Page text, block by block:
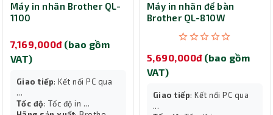
Máy in nhãn Brother QL-
1100
7,169,000đ (bao gồm
VAT)
Giao tiếp: Kết nối PC qua
...
Tốc độ: Tốc độ in ...
Máy in nhãn để bàn
Brother QL-810W
5,690,000đ (bao gồm
VAT)
Giao tiếp: Kết nối PC qua
...